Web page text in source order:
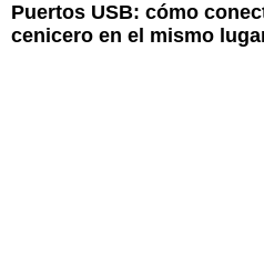
Puertos USB: cómo
cenicero en el mismo